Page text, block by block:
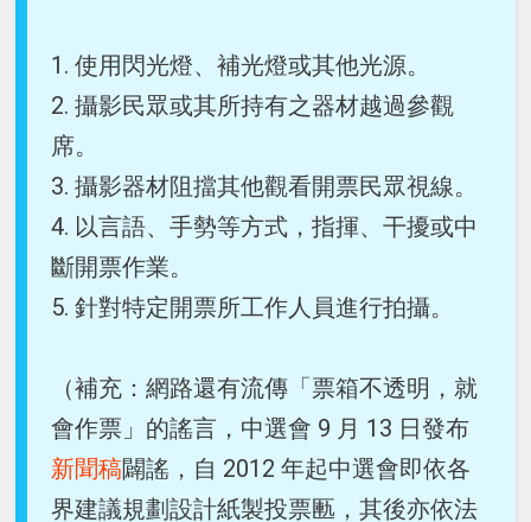
1. 使用閃光燈、補光燈或其他光源。
2. 攝影民眾或其所持有之器材越過參觀
席。
3. 攝影器材阻擋其他觀看開票民眾視線。
4. 以言語、手勢等方式，指揮、干擾或中
斷開票作業。
5. 針對特定開票所工作人員進行拍攝。
（補充：網路還有流傳「票箱不透明，就
會作票」的謠言，中選會 9 月 13 日發布
新聞稿闢謠，自 2012 年起中選會即依各
界建議規劃設計紙製投票匭，其後亦依法